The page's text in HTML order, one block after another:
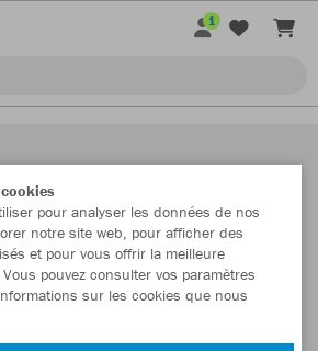
1
pour analyser les données de nos
notre site web, pour afficher des
et pour vous offrir la meilleure
pouvez consulter vos paramètres
sur les cookies que nous